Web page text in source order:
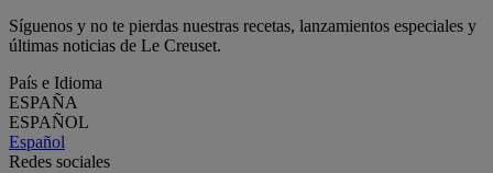
Síguenos y no te pierdas nuestras recetas, lanzamientos especiales y
últimas noticias de Le Creuset.
País e Idioma
ESPAÑA
ESPAÑOL
Español
Redes sociales